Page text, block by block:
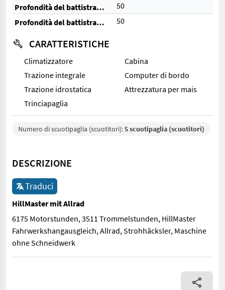
Profondità del battistrada anteriore (%)
50
Profondità del battistrada posteriore (%)
50
CARATTERISTICHE
Climatizzatore
Cabina
Trazione integrale
Computer di bordo
Trazione idrostatica
Attrezzatura per mais
Trinciapaglia
Numero di scuotipaglia (scuotitori):5 scuotipaglia (scuotitori)
DESCRIZIONE
Traduci
HillMaster mit Allrad
6175 Motorstunden, 3511 Trommelstunden, HillMaster
Fahrwerkshangausgleich, Allrad, Strohhäcksler, Maschine
ohne Schneidwerk
6175 Motorstunden, 3511 Trommelstunden, HillMaster